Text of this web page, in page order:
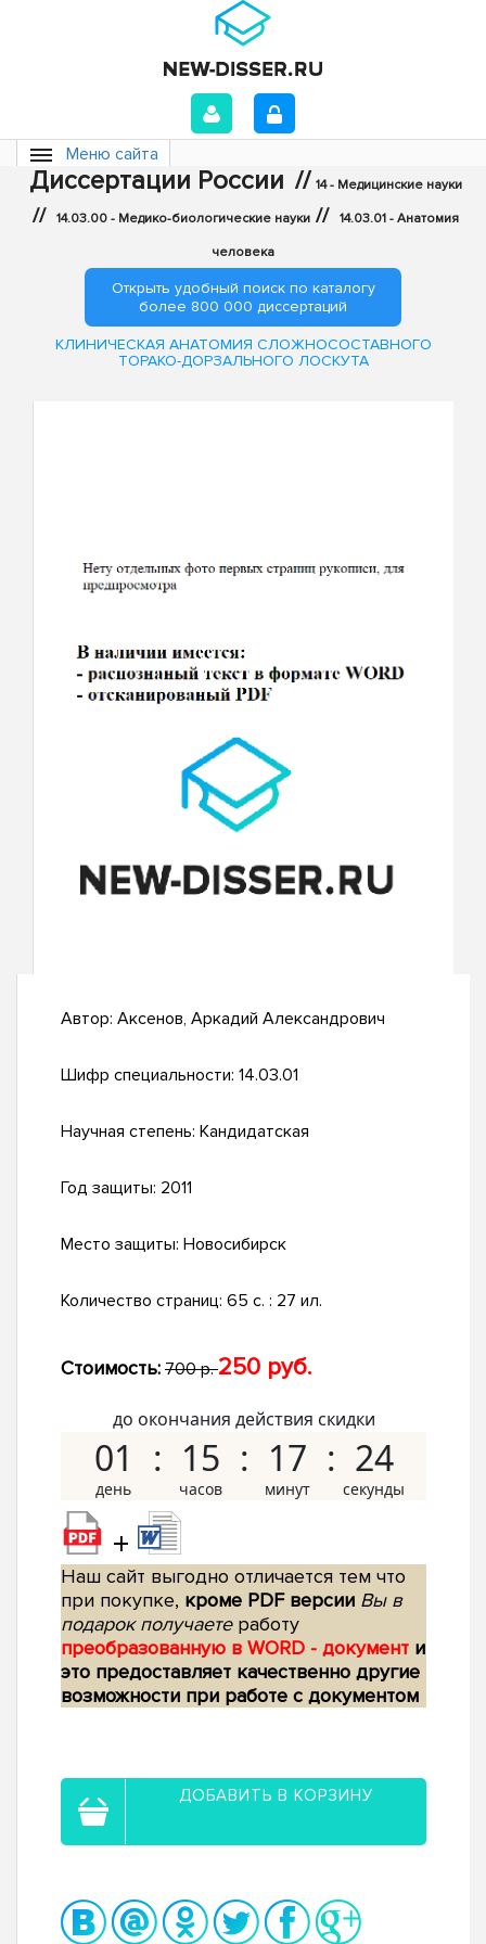
Меню сайта
Диссертации России // 14 - Медицинские науки
// 14.03.00 - Медико-биологические науки // 14.03.01 - Анатомия
человека
Открыть удобный поиск по каталогу
более 800 000 диссертаций
КЛИНИЧЕСКАЯ АНАТОМИЯ СЛОЖНОСОСТАВНОГО
ТОРАКО-ДОРЗАЛЬНОГО ЛОСКУТА
Автор: Аксенов, Аркадий Александрович
Шифр специальности: 14.03.01
Научная степень: Кандидатская
Год защиты: 2011
Место защиты: Новосибирск
Количество страниц: 65 с. : 27 ил.
Стоимость: 700 р.250 руб.
до окончания действия скидки
01 15 17 23
+
Наш сайт выгодно отличается тем что
при покупке, кроме PDF версии Вы в
подарок получаетеработу
преобразованную в WORD - документ и
это предоставляет качественно другие
возможности при работе с документом
ДОБАВИТЬ В КОРЗИНУ